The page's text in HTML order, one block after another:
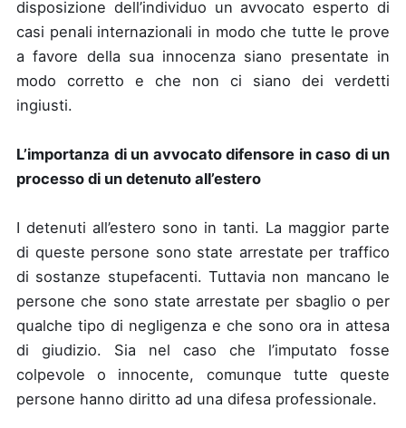
disposizione dell’individuo un avvocato esperto di
casi penali internazionali in modo che tutte le prove
a favore della sua innocenza siano presentate in
modo corretto e che non ci siano dei verdetti
ingiusti.
L’importanza di un avvocato difensore in caso di un
processo di un detenuto all’estero
I detenuti all’estero sono in tanti. La maggior parte
di queste persone sono state arrestate per traffico
di sostanze stupefacenti. Tuttavia non mancano le
persone che sono state arrestate per sbaglio o per
qualche tipo di negligenza e che sono ora in attesa
di giudizio. Sia nel caso che l’imputato fosse
colpevole o innocente, comunque tutte queste
persone hanno diritto ad una difesa professionale.